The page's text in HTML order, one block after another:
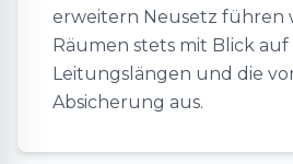
erweitern Neusetz führen
Räumen stets mit Blick
Leitungslängen und die
Absicherung aus.